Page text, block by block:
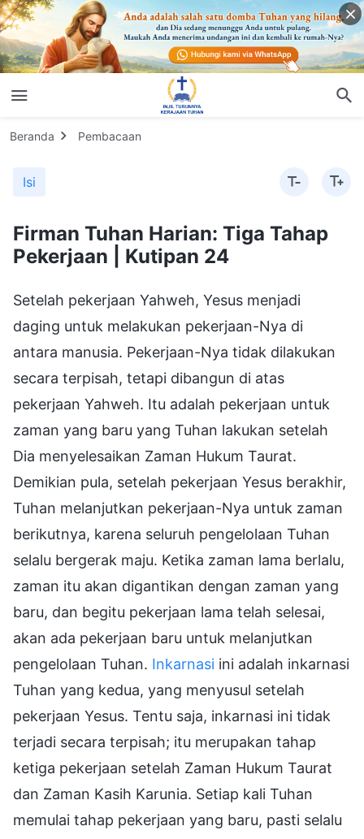
Beranda Pembacaan
Isi
Firman Tuhan Harian: Tiga Tahap
Pekerjaan | Kutipan 24
Setelah pekerjaan Yahweh, Yesus menjadi
daging untuk melakukan pekerjaan-Nya di
antara manusia. Pekerjaan-Nya tidak dilakukan
secara terpisah, tetapi dibangun di atas
pekerjaan Yahweh. Itu adalah pekerjaan untuk
zaman yang baru yang Tuhan lakukan setelah
Dia menyelesaikan Zaman Hukum Taurat.
Demikian pula, setelah pekerjaan Yesus berakhir,
Tuhan melanjutkan pekerjaan-Nya untuk zaman
berikutnya, karena seluruh pengelolaan Tuhan
selalu bergerak maju. Ketika zaman lama berlalu,
zaman itu akan digantikan dengan zaman yang
baru, dan begitu pekerjaan lama telah selesai,
akan ada pekerjaan baru untuk melanjutkan
pengelolaan Tuhan. Inkarnasi ini adalah inkarnasi
Tuhan yang kedua, yang menyusul setelah
pekerjaan Yesus. Tentu saja, inkarnasi ini tidak
terjadi secara terpisah; itu merupakan tahap
ketiga pekerjaan setelah Zaman Hukum Taurat
dan Zaman Kasih Karunia. Setiap kali Tuhan
memulai tahap pekerjaan yang baru, pasti selalu